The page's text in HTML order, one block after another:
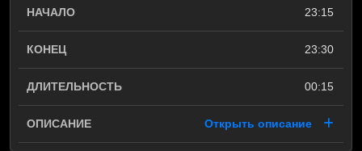
23:15
23:30
00:15
Открыть описание